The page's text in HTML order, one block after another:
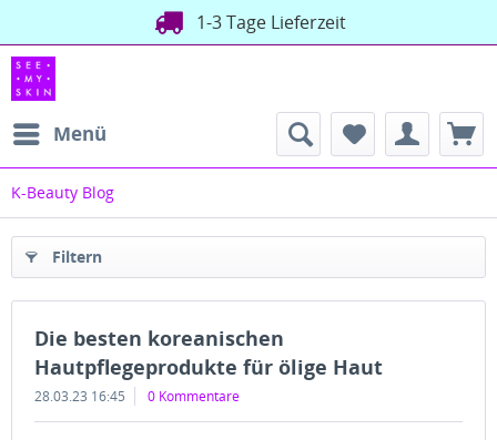
1-3 Tage Lieferzeit
Menü
K-Beauty Blog
Filtern
Die besten koreanischen
Hautpflegeprodukte für ölige Haut
28.03.23 16:45 0 Kommentare